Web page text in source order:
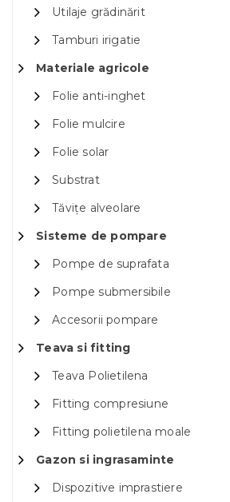
Utilaje grădinărit
Tamburi irigatie
Materiale agricole
Folie anti-inghet
Folie mulcire
Folie solar
Substrat
Tăvițe alveolare
Sisteme de pompare
Pompe de suprafata
Pompe submersibile
Accesorii pompare
Teava si fitting
Teava Polietilena
Fitting compresiune
Fitting polietilena moale
Gazon si ingrasaminte
Dispozitive imprastiere